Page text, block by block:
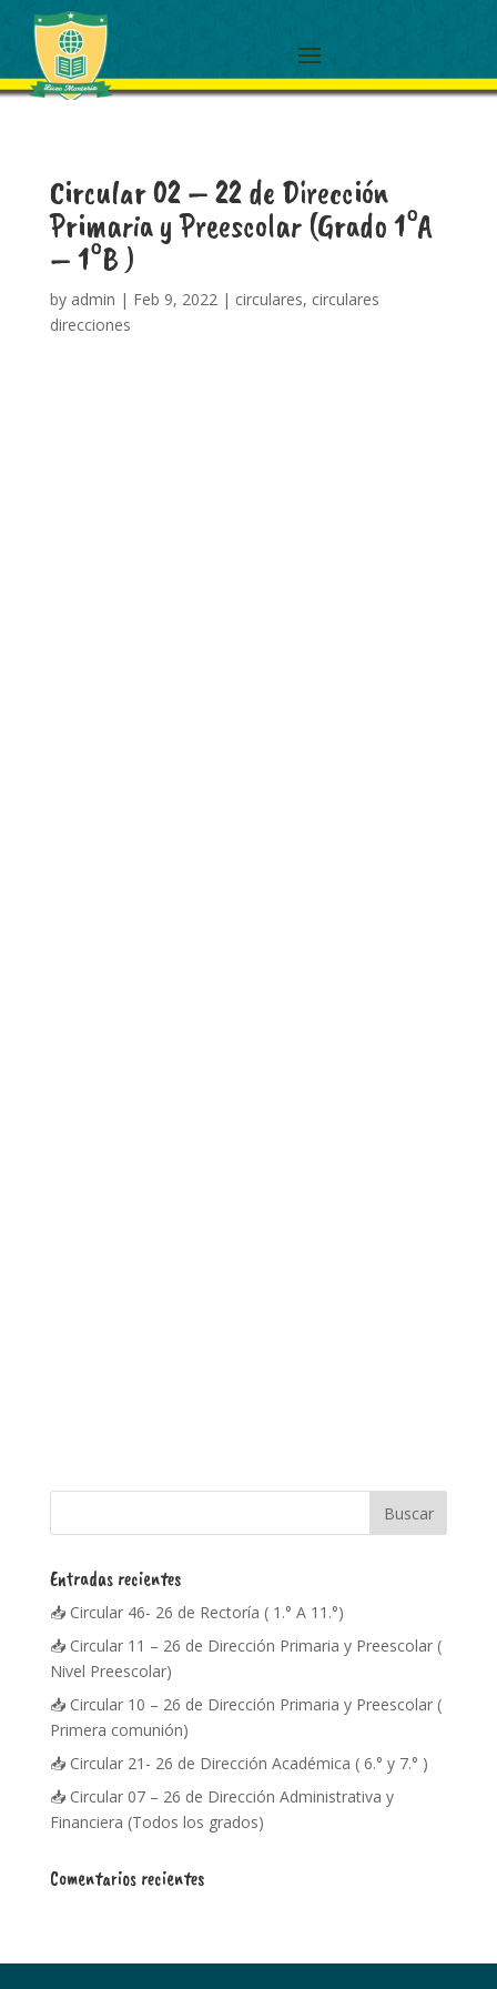
Circular 02 – 22 de Dirección
Primaria y Preescolar (Grado 1°A
– 1°B )
by admin | Feb 9, 2022| circulares, circulares
direcciones
Entradas recientes
📥 Circular 46- 26 de Rectoría ( 1.° A 11.°)
📥 Circular 11 – 26 de Dirección Primaria y Preescolar (
Nivel Preescolar)
📥 Circular 10 – 26 de Dirección Primaria y Preescolar (
Primera comunión)
📥 Circular 21- 26 de Dirección Académica ( 6.° y 7.° )
📥 Circular 07 – 26 de Dirección Administrativa y
Financiera (Todos los grados)
Comentarios recientes